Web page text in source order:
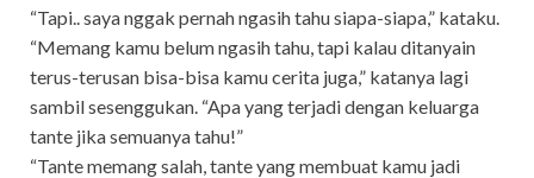
“Tapi.. saya nggak pernah ngasih tahu siapa-siapa,” kataku.
“Memang kamu belum ngasih tahu, tapi kalau ditanyain
terus-terusan bisa-bisa kamu cerita juga,” katanya lagi
sambil sesenggukan. “Apa yang terjadi dengan keluarga
tante jika semuanya tahu!”
“Tante memang salah, tante yang membuat kamu jadi